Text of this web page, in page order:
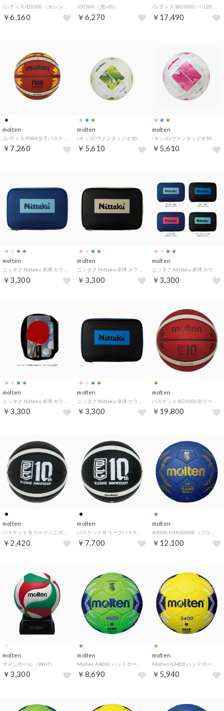
￥6,160
/D3500 （黒×白）
￥6,270 ￥17,490
molten
￥7,260
molten
￥5,610
molten
￥5,610
molten
￥3,300
molten
￥3,300
molten
￥3,300
molten
￥3,300
molten
￥3,300
molten
￥19,800
molten
￥2,420
molten
￥7,700
molten
A5000 H3A5000B （ブルー）
￥12,100
molten
サインボール （WHT）
￥3,300
molten
￥8,690
molten
￥5,940